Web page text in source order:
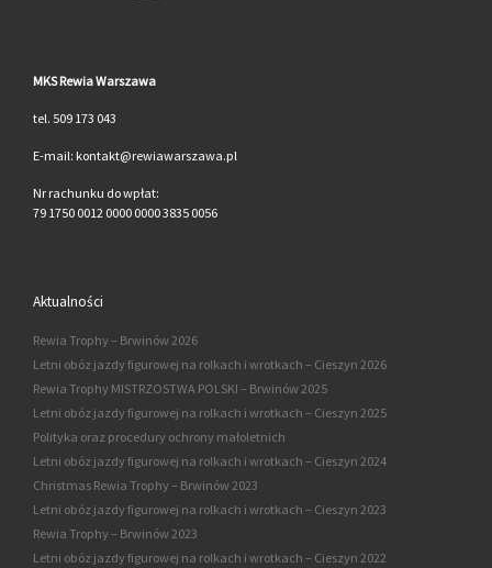
MKS Rewia Warszawa
tel. 509 173 043
E-mail: kontakt@rewiawarszawa.pl
Nr rachunku do wpłat:
79 1750 0012 0000 0000 3835 0056
Aktualności
Rewia Trophy – Brwinów 2026
Letni obóz jazdy figurowej na rolkach i wrotkach – Cieszyn 2026
Rewia Trophy MISTRZOSTWA POLSKI – Brwinów 2025
Letni obóz jazdy figurowej na rolkach i wrotkach – Cieszyn 2025
Polityka oraz procedury ochrony małoletnich
Letni obóz jazdy figurowej na rolkach i wrotkach – Cieszyn 2024
Christmas Rewia Trophy – Brwinów 2023
Letni obóz jazdy figurowej na rolkach i wrotkach – Cieszyn 2023
Rewia Trophy – Brwinów 2023
Letni obóz jazdy figurowej na rolkach i wrotkach – Cieszyn 2022